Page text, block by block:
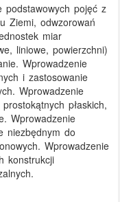
podstawowych pojęć z
Ziemi, odwzorowań
miar
liniowe, powierzchni)
Wprowadzenie
i zastosowanie
Wprowadzenie
płaskich,
Wprowadzenie
niezbędnym do
Wprowadzenie
konstrukcji